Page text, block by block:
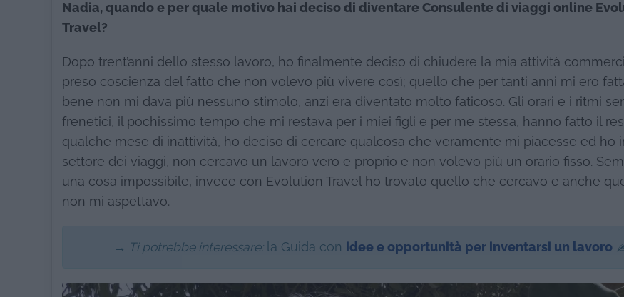
Nadia, quando e per quale motivo hai deciso di diventare Consulente di viaggi online
Travel?
Dopo trent’anni dello stesso lavoro, ho finalmente deciso di chiudere la mia attività
preso coscienza del fatto che non volevo più vivere così; quello che per tanti anni mi ero
bene non mi dava più nessuno stimolo, anzi era diventato molto faticoso. Gli orari e i ritmi
frenetici, il pochissimo tempo che mi restava per i miei figli e per me stessa, hanno fatto il
qualche mese di inattività, ho deciso di cercare qualcosa che veramente mi piacesse ed ho
settore dei viaggi, non cercavo un lavoro vero e proprio e non volevo più un orario fisso.
una cosa impossibile, invece con Evolution Travel ho trovato quello che cercavo e anche
non mi aspettavo.
→ Ti potrebbe interessare:la Guida con idee e opportunità per inventarsi un lavoro